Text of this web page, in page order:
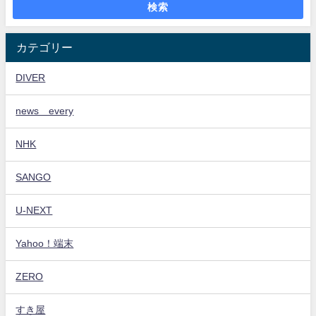
検索
カテゴリー
DIVER
news every
NHK
SANGO
U-NEXT
Yahoo！端末
ZERO
すき屋